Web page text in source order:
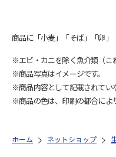
商品に「小麦」「そば」「卵」
※エビ・カニを除く魚介類（こ
※商品写真はイメージです。
※商品内容として記載されてい
※商品の色は、印刷の都合によ
ホーム ネットショップ